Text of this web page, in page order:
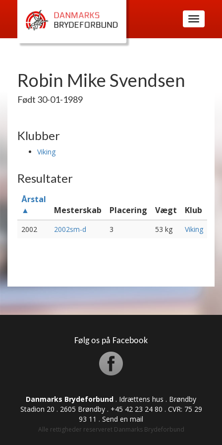
Toggle
navigation
Robin Mike Svendsen
Født 30-01-1989
Klubber
Viking
Resultater
Årstal
▲
Mesterskab Placering Vægt Klub
2002 2002sm-d 3 53 kg Viking
Følg os på Facebook
Danmarks Brydeforbund . Idrættens hus . Brøndby
Stadion 20 . 2605 Brøndby . +45 42 23 24 80 . CVR: ​​​​​​75 29
93 11 . Send en mail
Alle rettigheder reserveret Danmarks Brydeforbund